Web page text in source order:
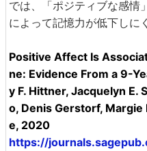
では、「ポジティブな感情
によって記憶力が低下しに
Positive Affect Is
ne: Evidence From a 9-
y F. Hittner, Jacquelyn E.
o, Denis Gerstorf, Margie
e, 2020
https://